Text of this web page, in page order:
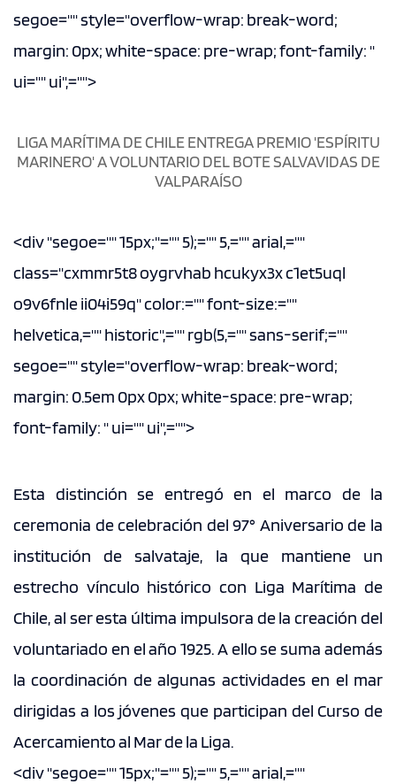
segoe="" style="overflow-wrap: break-word;
margin: 0px; white-space: pre-wrap; font-family: "
ui="" ui",="">
LIGA MARÍTIMA DE CHILE ENTREGA PREMIO 'ESPÍRITU
MARINERO' A VOLUNTARIO DEL BOTE SALVAVIDAS DE
VALPARAÍSO
<div "segoe="" 15px;"="" 5);="" 5,="" arial,=""
class="cxmmr5t8 oygrvhab hcukyx3x c1et5uql
o9v6fnle ii04i59q" color:="" font-size:=""
helvetica,="" historic",="" rgb(5,="" sans-serif;=""
segoe="" style="overflow-wrap: break-word;
margin: 0.5em 0px 0px; white-space: pre-wrap;
font-family: " ui="" ui",="">
Esta distinción se entregó en el marco de la
ceremonia de celebración del 97° Aniversario de la
institución de salvataje, la que mantiene un
estrecho vínculo histórico con Liga Marítima de
Chile, al ser esta última impulsora de la creación del
voluntariado en el año 1925. A ello se suma además
la coordinación de algunas actividades en el mar
dirigidas a los jóvenes que participan del Curso de
Acercamiento al Mar de la Liga.
<div "segoe="" 15px;"="" 5);="" 5,="" arial,=""